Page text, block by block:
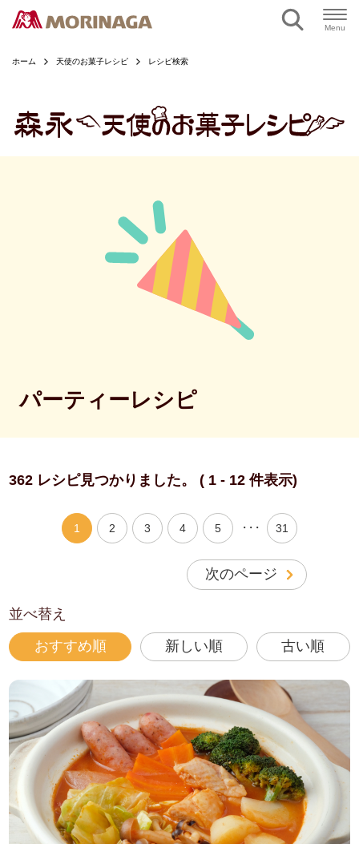
Menu
ホーム 天使のお菓子レシピ レシピ検索
パーティーレシピ
362 レシピ見つかりました。 ( 1 - 12 件表示)
1 2 3 4 5 ・・・ 31
次のページ
並べ替え
おすすめ順 新しい順 古い順